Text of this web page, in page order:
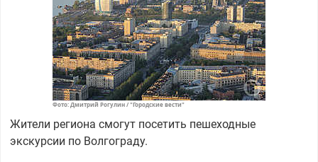
Фото: Дмитрий Рогулин / "Городские вести"
Жители региона смогут посетить пешеходные
экскурсии по Волгограду.